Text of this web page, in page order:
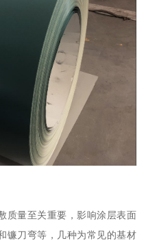
质量至关重要，影响涂层表面
镰刀弯等，几种为常见的基材